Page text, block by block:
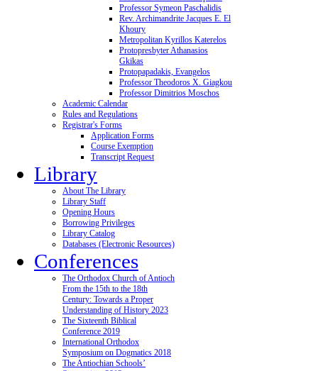
Professor Symeon Paschalidis
Rev. Archimandrite Jacques E. El
Khoury
Metropolitan Kyrillos Katerelos
Protopresbyter Athanasios
Gkikas
Protopapadakis, Evangelos
Professor Theodoros X. Giagkou
Professor Dimitrios Moschos
Academic Calendar
Rules and Regulations
Registrar's Forms
Application Forms
Course Exemption
Transcript Request
Library
About The Library
Library Staff
Opening Hours
Borrowing Privileges
Library Catalog
Databases (Electronic Resources)
Conferences
The Orthodox Church of Antioch
From the 15th to the 18th
Century: Towards a Proper
Understanding of History 2023
The Sixteenth Biblical
Conference 2019
International Orthodox
Symposium on Dogmatics 2018
The Antiochian Schools’